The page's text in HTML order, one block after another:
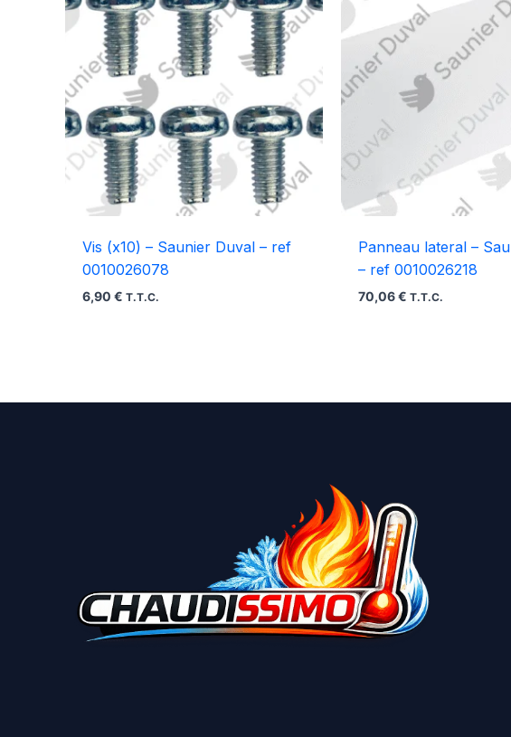
Vis (x10) – Saunier Duval – ref
0010026078
6,90€ T.T.C.
Panneau lateral –
– ref 0010026218
70,06€ T.T.C.